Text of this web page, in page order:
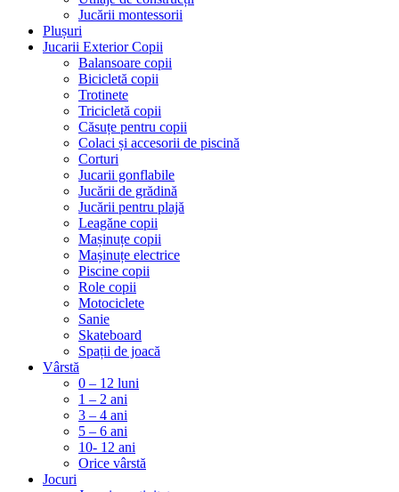
Jucării montessorii
Plușuri
Jucarii Exterior Copii
Balansoare copii
Bicicletă copii
Trotinete
Tricicletă copii
Căsuțe pentru copii
Colaci și accesorii de piscină
Corturi
Jucarii gonflabile
Jucării de grădină
Jucării pentru plajă
Leagăne copii
Mașinuțe copii
Mașinuțe electrice
Piscine copii
Role copii
Motociclete
Sanie
Skateboard
Spații de joacă
Vârstă
0 – 12 luni
1 – 2 ani
3 – 4 ani
5 – 6 ani
10- 12 ani
Orice vârstă
Jocuri